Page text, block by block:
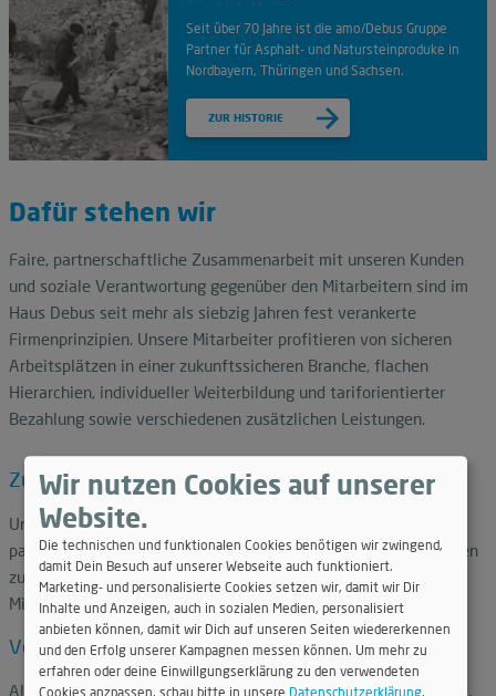
Seit über 70 Jahre ist die amo/Debus Gruppe
Partner für Asphalt- und Natursteinproduke in
Nordbayern, Thüringen und Sachsen.
ZUR HISTORIE
Dafür stehen wir
Faire, partnerschaftliche Zusammenarbeit mit unseren Kunden
und soziale Verantwortung gegenüber den Mitarbeitern sind im
Haus Debus seit mehr als siebzig Jahren fest verankerte
Firmenprinzipien. Unsere Mitarbeiter profitieren von sicheren
Arbeitsplätzen in einer zukunftssicheren Branche, flachen
Hierarchien, individueller Weiterbildung und tariforientierter
Bezahlung sowie verschiedenen zusätzlichen Leistungen.
Zuverlässigkeit
Unsere Zuverlässigkeit ist ein tragfähiges Fundament für die
partnerschaftliche und erfolgreiche Zusammenarbeit: Wir stehen
zu unserem Wort gegenüber Kunden ebenso wie gegenüber
Mitarbeitern, Kollegen und Bewerbern.
Verantwortung
Als Familienunternehmen, das in der Region fest verwurzelt ist,
Wir nutzen Cookies auf unserer
Website.
Die technischen und funktionalen Cookies benötigen wir zwingend,
damit Dein Besuch auf unserer Webseite auch funktioniert.
Marketing- und personalisierte Cookies setzen wir, damit wir Dir
Inhalte und Anzeigen, auch in sozialen Medien, personalisiert
anbieten können, damit wir Dich auf unseren Seiten wiedererkennen
und den Erfolg unserer Kampagnen messen können. Um mehr zu
erfahren oder deine Einwillgungserklärung zu den verwendeten
Cookies anzpassen, schau bitte in unsere Datenschutzerklärung.